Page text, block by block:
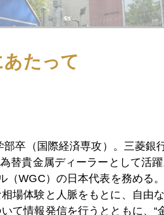
5月 6月 7月 8
たって
卒（国際経済専攻）。三菱銀
替貴金属ディーラーとして活
（WGC）の日本代表を務める
場体験と人脈をもとに、自由
て情報発信を行うとともに、“